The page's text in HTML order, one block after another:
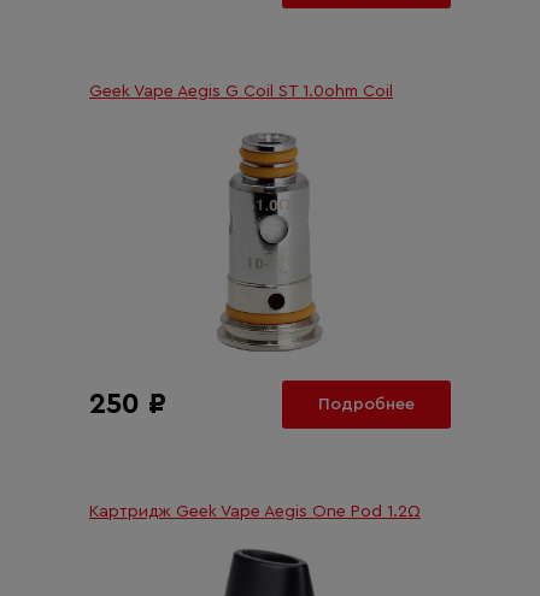
Geek Vape Aegis G Coil ST 1.0ohm Coil
250 ₽ Подробнее
Картридж Geek Vape Aegis One Pod 1.2Ω